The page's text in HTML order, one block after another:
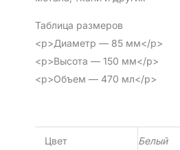
Таблица размеров
<p>Диаметр — 85 мм</p>
<p>Высота — 150 мм</p>
<p>Объем — 470 мл</p>
Цвет Белый